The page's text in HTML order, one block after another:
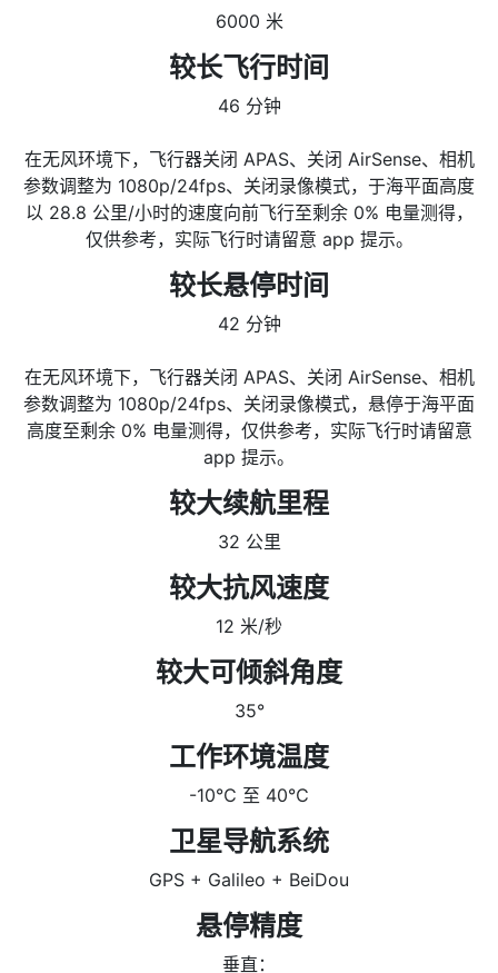
6000 米
较长飞行时间
46 分钟
在无风环境下，飞行器关闭 APAS、关闭 AirSense、相机
参数调整为 1080p/24fps、关闭录像模式，于海平面高度
以 28.8 公里/小时的速度向前飞行至剩余 0% 电量测得，
仅供参考，实际飞行时请留意 app 提示。
较长悬停时间
42 分钟
在无风环境下，飞行器关闭 APAS、关闭 AirSense、相机
参数调整为 1080p/24fps、关闭录像模式，悬停于海平面
高度至剩余 0% 电量测得，仅供参考，实际飞行时请留意
app 提示。
较大续航里程
32 公里
较大抗风速度
12 米/秒
较大可倾斜角度
35°
工作环境温度
-10℃ 至 40℃
卫星导航系统
GPS + Galileo + BeiDou
悬停精度
垂直：